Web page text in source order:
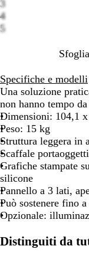
3
4
5
Specifiche e modelli
Una soluzione
non hanno tempo
Dimensioni: 104,1
Peso: 15 kg
Struttura leggera in
Scaffale
Grafiche stampate
silicone
Pannello a 3 lati,
Può sostenere fino
Opzionale:
Distinguiti da